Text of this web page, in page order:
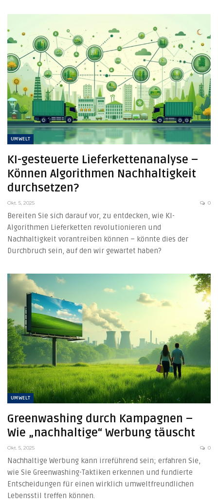
UMWELT
KI-gesteuerte Lieferkettenanalyse –
Können Algorithmen Nachhaltigkeit
durchsetzen?
Okt. 5, 2025 0
Bereiten Sie sich darauf vor, zu entdecken, wie KI-
Algorithmen Lieferketten revolutionieren und
Nachhaltigkeit vorantreiben können – könnte dies der
Durchbruch sein, auf den wir gewartet haben?
UMWELT
Greenwashing durch Kampagnen –
Wie „nachhaltige“ Werbung täuscht
Okt. 5, 2025 0
Nachhaltige Werbung kann irreführend sein; erfahren Sie,
wie Sie Greenwashing-Taktiken erkennen und fundierte
Entscheidungen für einen wirklich umweltfreundlichen
Lebensstil treffen können.